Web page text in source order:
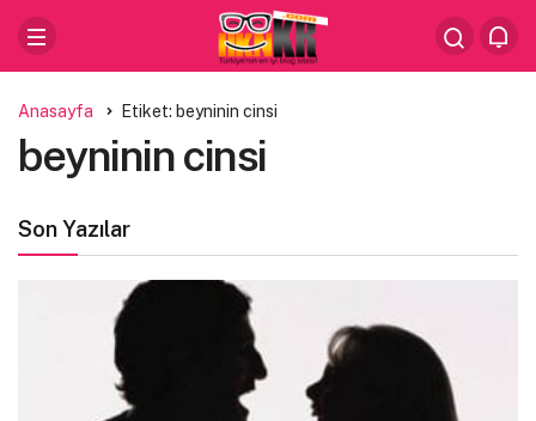
Anasayfa Etiket: beyninin cinsi
beyninin cinsi
Son Yazılar